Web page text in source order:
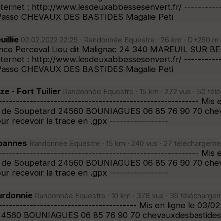
internet : http://www.lesdeuxabbessesenvert.fr/
CHEVAUX DES BASTIDES Magalie Peti
02.02.2022 22:25 · Randonnée Equestre · 26 km · D+260
Perceval Lieu dit Malignac 24 340 MAREUIL SUR
internet : http://www.lesdeuxabbessesenvert.fr/
CHEVAUX DES BASTIDES Magalie Peti
- Fort Tuilier Randonnée Equestre · 15 km · 272 vus · 50
Mis en
Soupetard 24560 BOUNIAGUES 06 85 76 90 70
recevoir la trace en .gpx -----------------
Randonnée Equestre · 15 km · 240 vus · 27
Mis en
Soupetard 24560 BOUNIAGUES 06 85 76 90 70
recevoir la trace en .gpx -----------------
Randonnée Equestre · 10 km · 378 vus · 36
Mis en ligne le 03/02/
BOUNIAGUES 06 85 76 90 70